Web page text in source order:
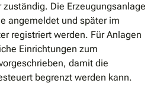
Die Erzeugungsanlage
angemeldet und später im
registriert werden. Für Anlagen
Einrichtungen zum
damit die
begrenzt werden kann.